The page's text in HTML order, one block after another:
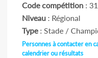
Code compétition :
Niveau : Régional
Type: Stade /
Personnes à contacter en
calendrier ou résultats